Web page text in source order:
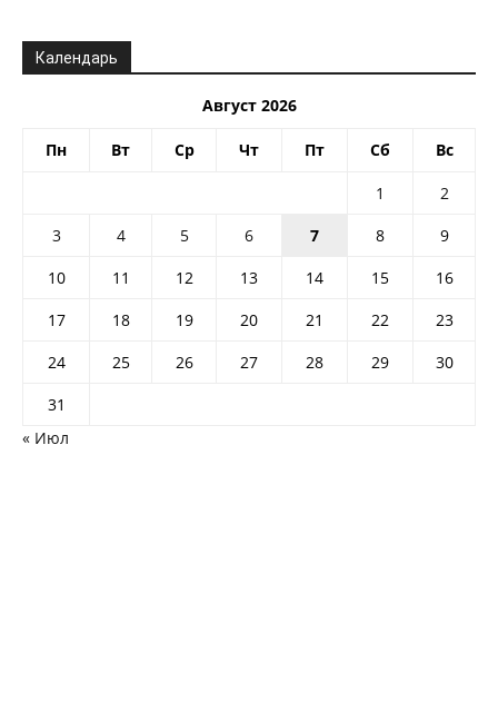
Календарь
Август 2026
Пн Вт Ср Чт Пт Сб Вс
1
2
3
4 5 6 7 8
9
10
11 12 13 14 15
16
17
18 19 20 21 22
23
24
25 26 27 28 29
30
31
« Июл